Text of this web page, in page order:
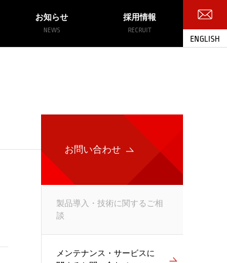
お知らせ
NEWS
採用情報
RECRUIT
お問い合わせ
ENGLISH
お問い合わせ
製品導入・技術に関するご相
談
メンテナンス・サービスに